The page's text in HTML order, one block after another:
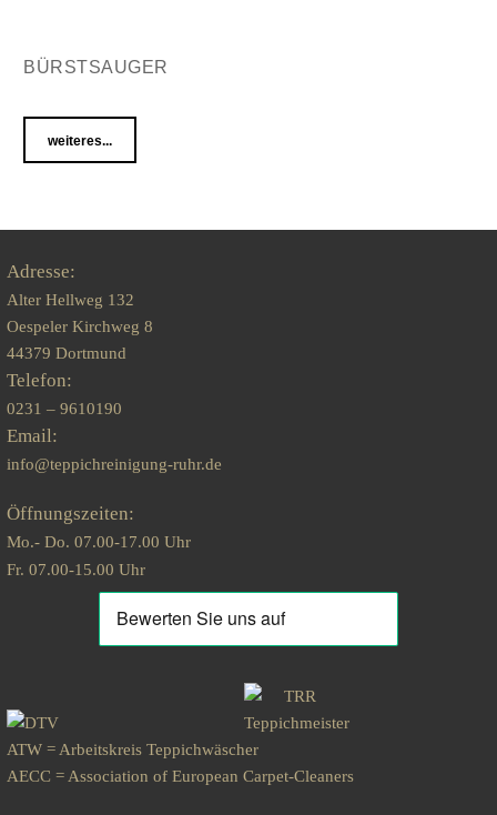
BÜRSTSAUGER
weiteres...
Adresse:
Alter Hellweg 132
Oespeler Kirchweg 8
44379 Dortmund
Telefon:
0231 – 9610190
Email:
info@teppichreinigung-ruhr.de
Öffnungszeiten:
Mo.- Do. 07.00-17.00 Uhr
Fr. 07.00-15.00 Uhr
ATW = Arbeitskreis Teppichwäscher
AECC = Association of European Carpet-Cleaners